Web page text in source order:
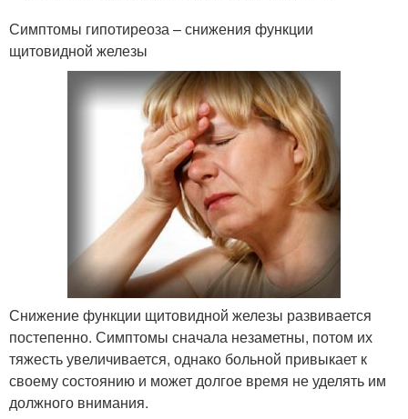
Симптомы гипотиреоза – снижения функции
щитовидной железы
Снижение функции щитовидной железы развивается
постепенно. Симптомы сначала незаметны, потом их
тяжесть увеличивается, однако больной привыкает к
своему состоянию и может долгое время не уделять им
должного внимания.